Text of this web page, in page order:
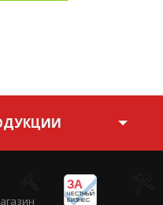
ЗА
ЧЕСТНЫЙ
БИЗНЕС